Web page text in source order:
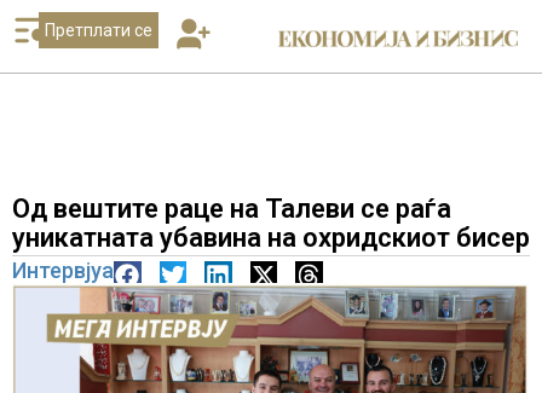
Претплати се
Од вештите раце на Талеви се раѓа
уникатната убавина на охридскиот бисер
Интервјуа